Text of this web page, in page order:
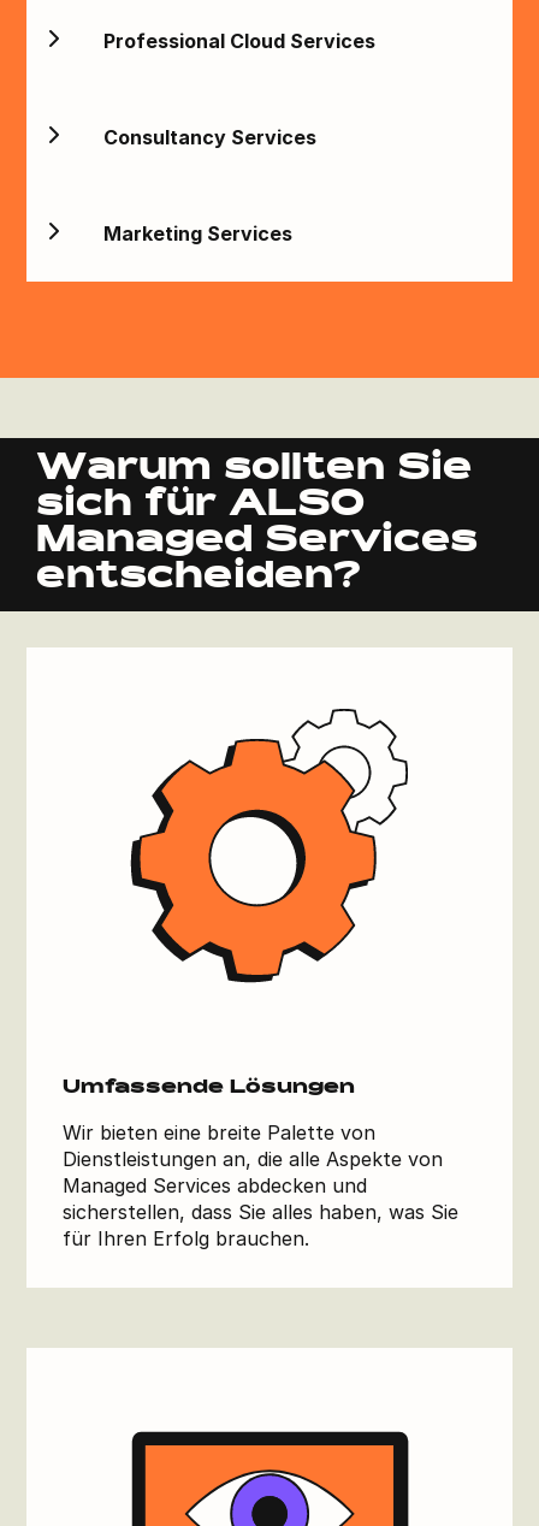
Professional Cloud Services
Consultancy Services
Marketing Services
Warum sollten Sie
sich für ALSO
Managed Services
entscheiden?
Umfassende Lösungen
Wir bieten eine breite Palette von
Dienstleistungen an, die alle Aspekte von
Managed Services abdecken und
sicherstellen, dass Sie alles haben, was Sie
für Ihren Erfolg brauchen.